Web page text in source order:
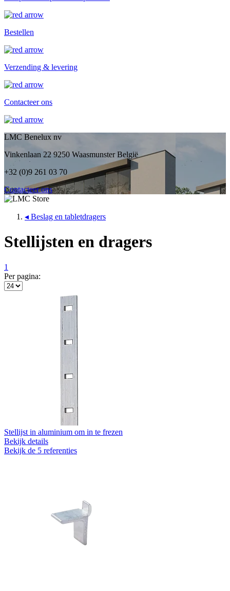
Bestellen
Verzending & levering
Contacteer ons
LMC Benelux nv
Vinkenlaan 22 9250 Waasmunster België
+32 (0)9 261 03 70
Contacteer ons
◂ Beslag en tabletdragers
Stellijsten en dragers
1
Per pagina:
Stellijst in aluminium om in te frezen
Bekijk details
Bekijk de 5 referenties